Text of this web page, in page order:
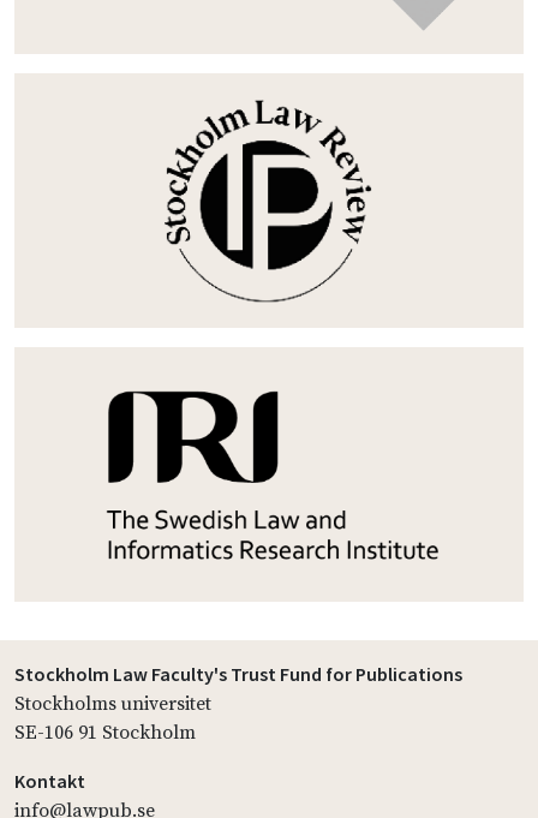
Stockholm Law Faculty's Trust Fund for Publications
Stockholms universitet
SE-106 91 Stockholm
Kontakt
info@lawpub.se